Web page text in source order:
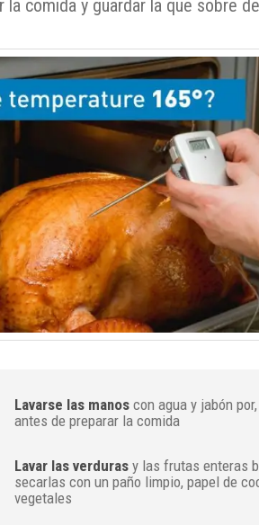
la comida y guardar la que sobre
Lavarse las manoscon agua y jabón
antes de preparar la comida
Lavar las verdurasy las frutas enteras
secarlas con un paño limpio, papel de
vegetales